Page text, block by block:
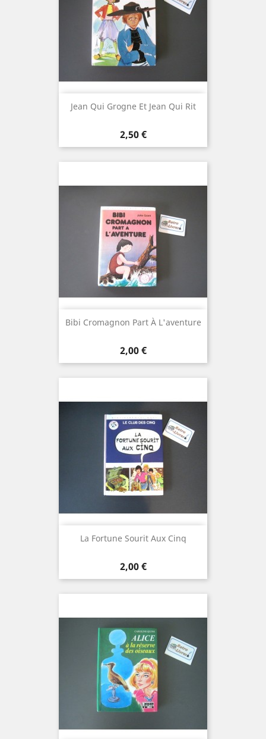
Jean Qui Grogne Et Jean Qui Rit
Prix
2,50 €
Bibi Cromagnon Part À L'aventure
Prix
2,00 €
La Fortune Sourit Aux Cinq
Prix
2,00 €